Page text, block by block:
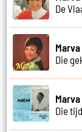
De
Marva
Die
Marva
Die